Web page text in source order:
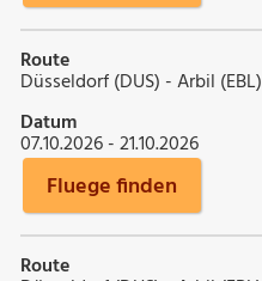
Route
Düsseldorf (DUS) - Arbil (EBL)
Datum
07.10.2026 - 21.10.2026
Fluege finden
Route